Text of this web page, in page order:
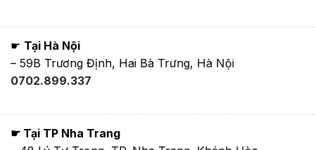
☛ Tại Hà Nội
– 59B Trương Định, Hai Bà Trưng, Hà Nội
0702.899.337
☛ Tại TP Nha Trang